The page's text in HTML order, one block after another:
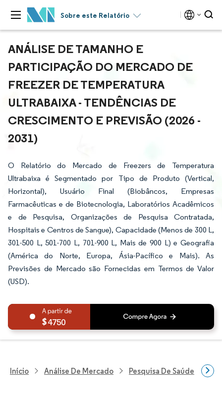
Sobre este Relatório
ANÁLISE DE TAMANHO E
PARTICIPAÇÃO DO MERCADO DE
FREEZER DE TEMPERATURA
ULTRABAIXA - TENDÊNCIAS DE
CRESCIMENTO E PREVISÃO (2026 -
2031)
O Relatório do Mercado de Freezers de Temperatura
Ultrabaixa é Segmentado por Tipo de Produto (Vertical,
Horizontal), Usuário Final (Biobâncos, Empresas
Farmacêuticas e de Biotecnologia, Laboratórios Acadêmicos
e de Pesquisa, Organizações de Pesquisa Contratada,
Hospitais e Centros de Sangue), Capacidade (Menos de 300 L,
301-500 L, 501-700 L, 701-900 L, Mais de 900 L) e Geografia
(América do Norte, Europa, Ásia-Pacífico e Mais). As
Previsões de Mercado são Fornecidas em Termos de Valor
(USD).
4750
Início Análise De Mercado Pesquisa De Saúde